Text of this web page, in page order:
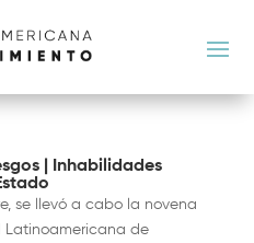
| Inhabilidades
se llevó a cabo la novena
Latinoamericana de